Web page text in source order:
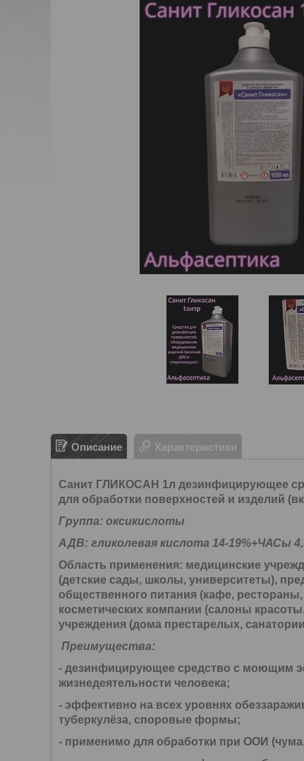
Описание Характеристики
Санит ГЛИКОСАН 1л дезинфицирующее
для обработки поверхностей и изделий
Группа: оксикислоты
АДВ: гликолевая кислота 14-19%+ЧАСы
Область применения: медицинские
(детские сады, школы, университеты),
общественного питания (кафе,
косметических компании (салоны
учреждения (дома престарелых,
Преимущества:
- дезинфицирующее средство с моющим
жизнедеятельности человека;
- эффективно на всех уровнях
туберкулёза, споровые формы;
- применимо для обработки при ООИ